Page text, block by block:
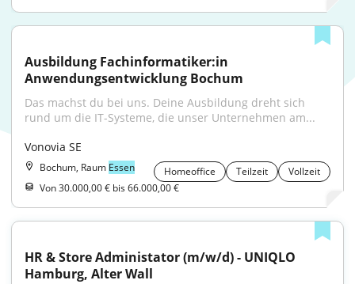
Ausbildung Fachinformatiker:in
Anwendungsentwicklung Bochum
Das machst du bei uns. Deine Ausbildung dreht sich
rund um die IT-Systeme, die unser Unternehmen am...
Vonovia SE
Bochum, Raum Essen Homeoffice Teilzeit
Vollzeit
Von 30.000,00 € bis 66.000,00 €
HR & Store Administator (m/w/d) - UNIQLO
Hamburg, Alter Wall